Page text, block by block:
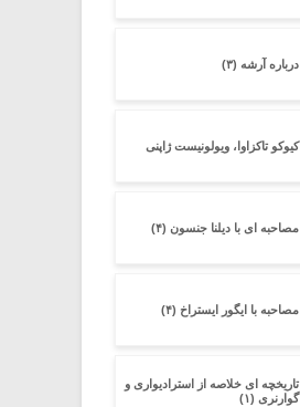
درباره آرشه (۳)
کیوکو تاکزاوا، ویولونیست ژاپنی
مصاحبه ای با دیلنا جنسون (۴)
مصاحبه با ایگور ایستراخ (۴)
تاریخچه ای خلاصه از استرادیواری و
گوارنری (۱)